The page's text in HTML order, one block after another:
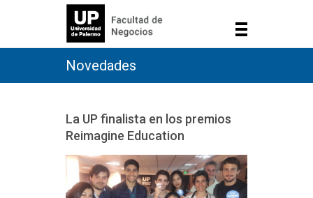
Novedades
La UP finalista en los premios
Reimagine Education